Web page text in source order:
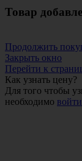
Товар
Продолжить
Закрыть окно
Перейти к
Как узнать цену?
Для того чтобы
необходимо войти